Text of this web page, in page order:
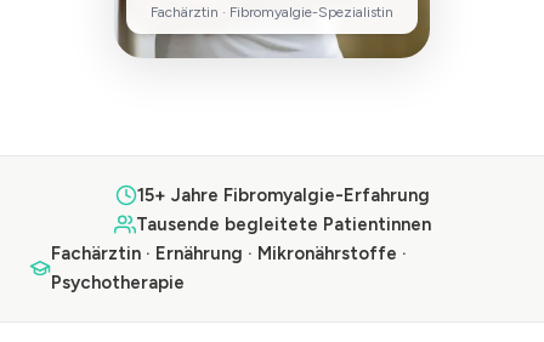
Fachärztin · Fibromyalgie-Spezialistin
15+ Jahre Fibromyalgie-Erfahrung
Tausende begleitete Patientinnen
Fachärztin · Ernährung · Mikronährstoffe ·
Psychotherapie